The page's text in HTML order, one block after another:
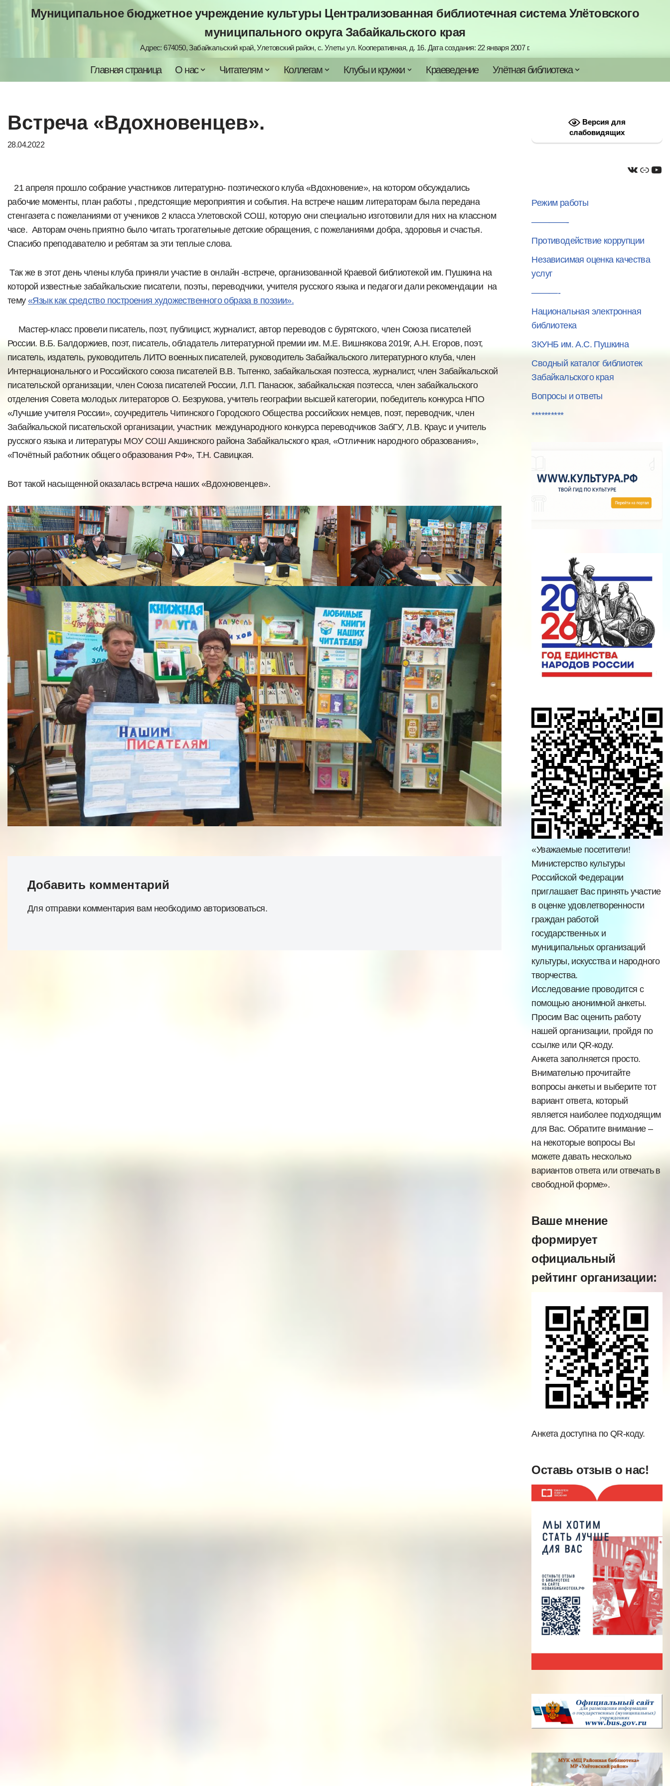
содержимому
Муниципальное бюджетное учреждение культуры Централизованная библиотечная система Улётовского
муниципального округа Забайкальского края
Адрес: 674050, Забайкальский край, Улетовский район, с. Улеты ул. Кооперативная, д. 16. Дата создания: 22 января 2007 г.
Главная страница О нас Читателям Коллегам Клубы и кружки Краеведение Улётная библиотека
Встреча «Вдохновенцев».
28.04.2022
21 апреля прошло собрание участников литературно- поэтического клуба «Вдохновение», на котором обсуждались
рабочие моменты, план работы , предстоящие мероприятия и события. На встрече нашим литераторам была передана
стенгазета с пожеланиями от учеников 2 класса Улетовской СОШ, которую они специально изготовили для них на классном
часе. Авторам очень приятно было читать трогательные детские обращения, с пожеланиями добра, здоровья и счастья.
Спасибо преподавателю и ребятам за эти теплые слова.
Так же в этот день члены клуба приняли участие в онлайн -встрече, организованной Краевой библиотекой им. Пушкина на
которой известные забайкальские писатели, поэты, переводчики, учителя русского языка и педагоги дали рекомендации на
тему «Язык как средство построения художественного образа в поэзии».
Мастер-класс провели писатель, поэт, публицист, журналист, автор переводов с бурятского, член Союза писателей
России. В.Б. Балдоржиев, поэт, писатель, обладатель литературной премии им. М.Е. Вишнякова 2019г, А.Н. Егоров, поэт,
писатель, издатель, руководитель ЛИТО военных писателей, руководитель Забайкальского литературного клуба, член
Интернационального и Российского союза писателей В.В. Тытенко, забайкальская поэтесса, журналист, член Забайкальской
писательской организации, член Союза писателей России, Л.П. Панасюк, забайкальская поэтесса, член забайкальского
отделения Совета молодых литераторов О. Безрукова, учитель географии высшей категории, победитель конкурса НПО
«Лучшие учителя России», соучредитель Читинского Городского Общества российских немцев, поэт, переводчик, член
Забайкальской писательской организации, участник международного конкурса переводчиков ЗабГУ, Л.В. Краус и учитель
русского языка и литературы МОУ СОШ Акшинского района Забайкальского края, «Отличник народного образования»,
«Почётный работник общего образования РФ», Т.Н. Савицкая.
Вот такой насыщенной оказалась встреча наших «Вдохновенцев».
Добавить комментарий
Для отправки комментария вам необходимо авторизоваться.
Версия для
слабовидящих
Режим работы
————-
Противодействие коррупции
Независимая оценка качества
услуг
———-
Национальная электронная
библиотека
ЗКУНБ им. А.С. Пушкина
Сводный каталог библиотек
Забайкальского края
Вопросы и ответы
**********
«Уважаемые посетители!
Министерство культуры
Российской Федерации
приглашает Вас принять участие
в оценке удовлетворенности
граждан работой
государственных и
муниципальных организаций
культуры, искусства и народного
творчества.
Исследование проводится с
помощью анонимной анкеты.
Просим Вас оценить работу
нашей организации, пройдя по
ссылке или QR-коду.
Анкета заполняется просто.
Внимательно прочитайте
вопросы анкеты и выберите тот
вариант ответа, который
является наиболее подходящим
для Вас. Обратите внимание –
на некоторые вопросы Вы
можете давать несколько
вариантов ответа или отвечать в
свободной форме».
Ваше мнение
формирует
официальный
рейтинг организации:
Анкета доступна по QR-коду.
Оставь отзыв о нас!